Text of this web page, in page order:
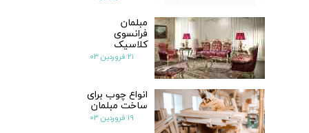
مبلمان
فرانسوی
کلاسیک
۲۱ فروردین ۰۳
انواع چوب برای
ساخت مبلمان
۱۹ فروردین ۰۳